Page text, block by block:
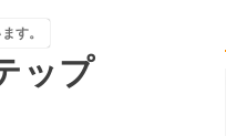
す。
ップ